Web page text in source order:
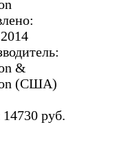
&
(США)
руб.